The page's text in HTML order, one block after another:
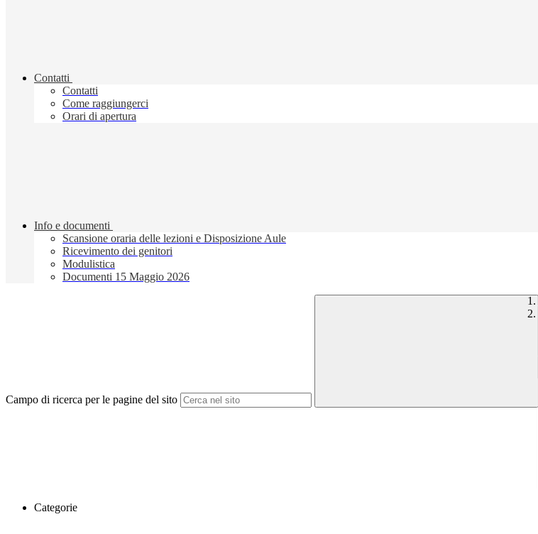
Contatti
Contatti
Come raggiungerci
Orari di apertura
Info e documenti
Scansione oraria delle lezioni e Disposizione Aule
Ricevimento dei genitori
Modulistica
Documenti 15 Maggio 2026
Campo di ricerca per le pagine del sito
Categorie